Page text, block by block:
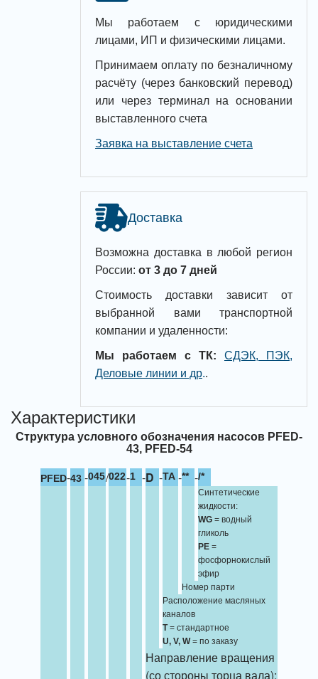
Мы работаем с юридическими
лицами, ИП и физическими лицами.
Принимаем оплату по безналичному
расчёту (через банковский перевод)
или через терминал на основании
выставленного счета
Заявка на выставление счета
Доставка
Возможна доставка в любой регион
России: от 3 до 7 дней
Стоимость доставки зависит от
выбранной вами транспортной
компании и удаленности:
Мы работаем с ТК:
СДЭК, ПЭК,
Деловые линии и др..
Характеристики
Структура условного обозначения насосов PFED-
43, PFED-54
PFED-43 -045/022-1 -D -TA -** -/*
Синтетические
жидкости:
WG = водный
гликоль
PE =
фосфорнокислый
эфир
Номер парти
Расположение масляных
каналов
T= стандартное
U, V, W= по заказу
Направление вращения
(со стороны торца вала):